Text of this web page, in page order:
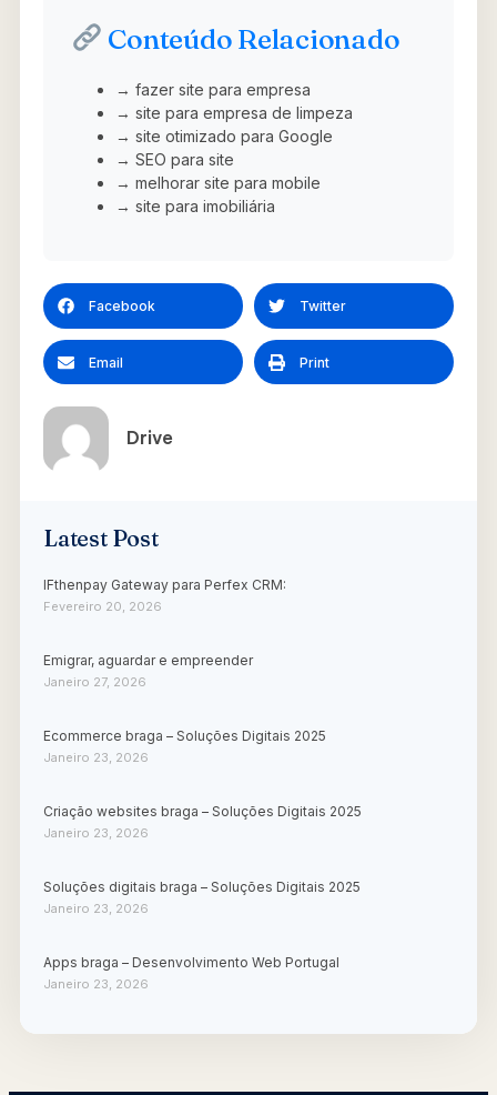
Conteúdo Relacionado
→ fazer site para empresa
→ site para empresa de limpeza
→ site otimizado para Google
→ SEO para site
→ melhorar site para mobile
→ site para imobiliária
Facebook Twitter
Email Print
Drive
Latest Post
IFthenpay Gateway para Perfex CRM:
Fevereiro 20, 2026
Emigrar, aguardar e empreender
Janeiro 27, 2026
Ecommerce braga – Soluções Digitais 2025
Janeiro 23, 2026
Criação websites braga – Soluções Digitais 2025
Janeiro 23, 2026
Soluções digitais braga – Soluções Digitais 2025
Janeiro 23, 2026
Apps braga – Desenvolvimento Web Portugal
Janeiro 23, 2026